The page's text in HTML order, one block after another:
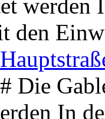
werden
den
Die
In